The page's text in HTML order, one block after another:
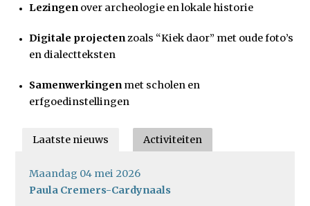
Lezingen over archeologie en lokale historie
Digitale projectenzoals “Kiek daor” met oude foto’s
en dialectteksten
Samenwerkingen met scholen en
erfgoedinstellingen
Laatste nieuws Activiteiten
Maandag 04 mei 2026
Paula Cremers-Cardynaals